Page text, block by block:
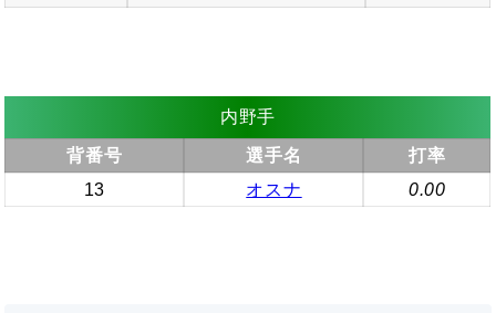
内野手
背番号 選手名
打率
13
オスナ 0.00